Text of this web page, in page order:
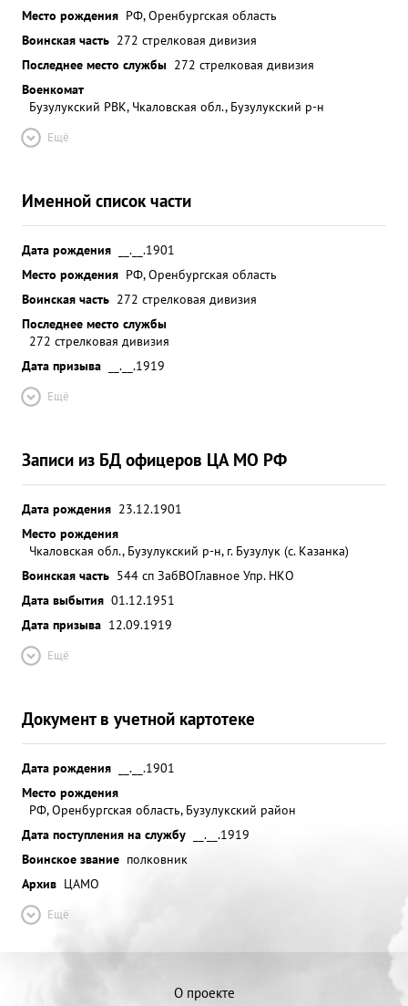
Место рождения РФ, Оренбургская область
Воинская часть 272 стрелковая дивизия
Последнее место службы 272 стрелковая дивизия
Военкомат
Бузулукский РВК, Чкаловская обл., Бузулукский р-н
Ещё
Именной список части
Дата рождения
__.__.1901
Место рождения РФ, Оренбургская область
Воинская часть 272 стрелковая дивизия
Последнее место службы
272 стрелковая дивизия
Дата призыва
__.__.1919
Ещё
Записи из БД офицеров ЦА МО РФ
Дата рождения 23.12.1901
Место рождения
Чкаловская обл., Бузулукский р-н, г. Бузулук (с. Казанка)
Воинская часть 544 сп ЗабВОГлавное Упр. НКО
Дата выбытия 01.12.1951
Дата призыва 12.09.1919
Ещё
Документ в учетной картотеке
Дата рождения
__.__.1901
Место рождения
РФ, Оренбургская область, Бузулукский район
Дата поступления на службу
__.__.1919
Воинское звание полковник
Архив ЦАМО
Ещё
О проекте